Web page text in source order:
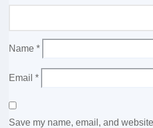
Name *
Email *
Save my name, email, and